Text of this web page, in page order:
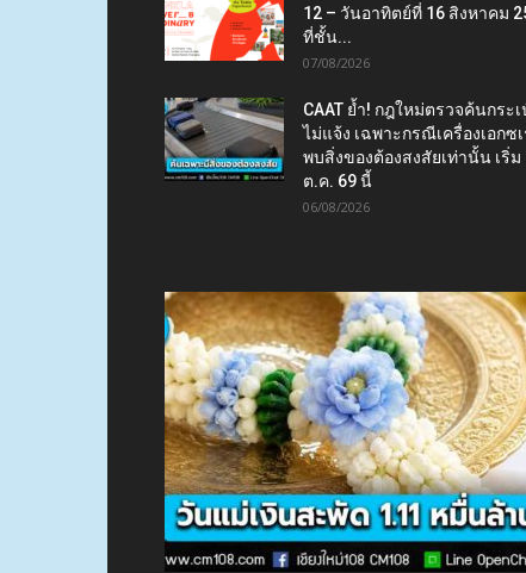
12 – วันอาทิตย์ที่ 16 สิงหาคม
ที่ชั้น...
07/08/2026
CAAT ย้ำ! กฎใหม่ตรวจค้นกระเ
ไม่แจ้ง เฉพาะกรณีเครื่องเอกซเ
พบสิ่งของต้องสงสัยเท่านั้น เริ่ม
ต.ค. 69 นี้
06/08/2026